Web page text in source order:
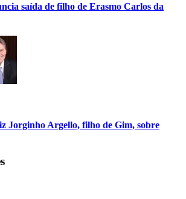
saída de filho de Erasmo Carlos da
Jorginho Argello, filho de Gim, sobre